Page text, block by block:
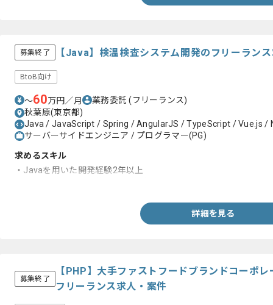
募集終了 【Java】検温検査システム開発のフリーラン
BtoB向け
〜60万円／月 業務委託(フリーランス)
秋葉原(東京都)
Java / JavaScript / Spring / AngularJS / TypeScript / Vue.js /
サーバーサイドエンジニア / プログラマー(PG)
求めるスキル
・Javaを用いた開発経験2年以上
詳細を見る
募集終了
【PHP】大手ファストフードブランドコーポ
フリーランス求人・案件